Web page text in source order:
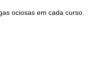
ociosas em cada curso.